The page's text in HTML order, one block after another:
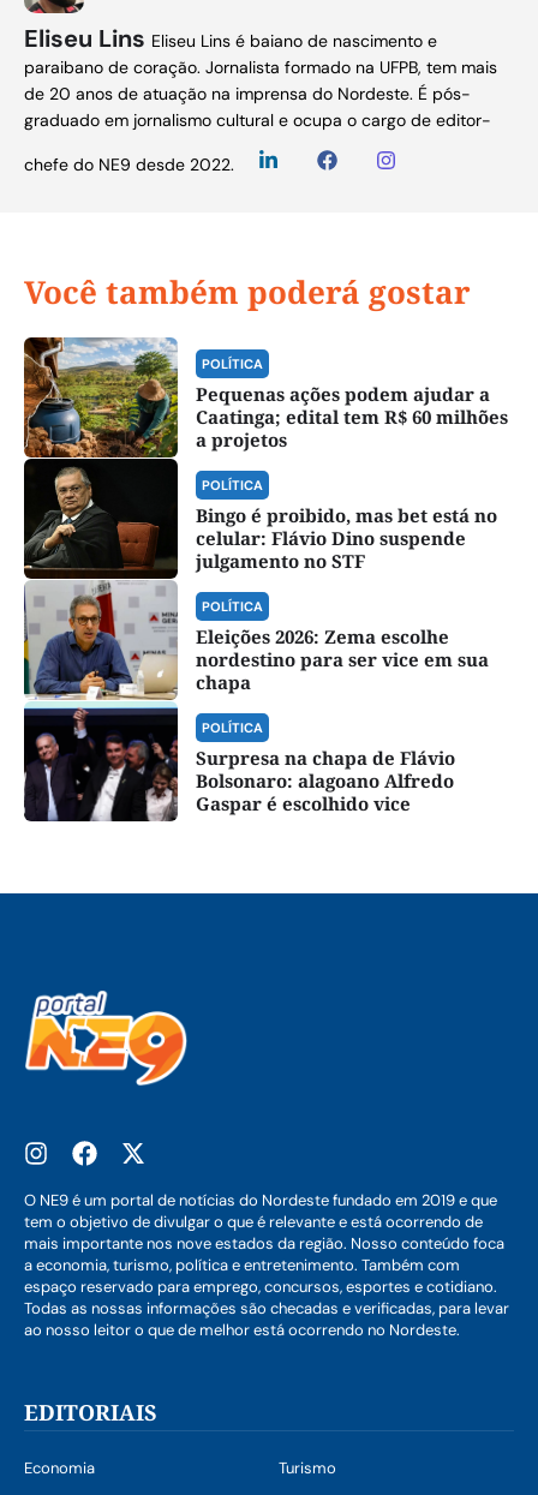
Eliseu Lins Eliseu Lins é baiano de nascimento e
paraibano de coração. Jornalista formado na UFPB, tem mais
de 20 anos de atuação na imprensa do Nordeste. É pós-
graduado em jornalismo cultural e ocupa o cargo de editor-
chefe do NE9 desde 2022.
Você também poderá gostar
POLÍTICA
Pequenas ações podem ajudar a
Caatinga; edital tem R$ 60 milhões
a projetos
POLÍTICA
Bingo é proibido, mas bet está no
celular: Flávio Dino suspende
julgamento no STF
POLÍTICA
Eleições 2026: Zema escolhe
nordestino para ser vice em sua
chapa
POLÍTICA
Surpresa na chapa de Flávio
Bolsonaro: alagoano Alfredo
Gaspar é escolhido vice
O NE9 é um portal de notícias do Nordeste fundado em 2019 e que
tem o objetivo de divulgar o que é relevante e está ocorrendo de
mais importante nos nove estados da região. Nosso conteúdo foca
a economia, turismo, política e entretenimento. Também com
espaço reservado para emprego, concursos, esportes e cotidiano.
Todas as nossas informações são checadas e verificadas, para levar
ao nosso leitor o que de melhor está ocorrendo no Nordeste.
EDITORIAIS
Economia
Turismo